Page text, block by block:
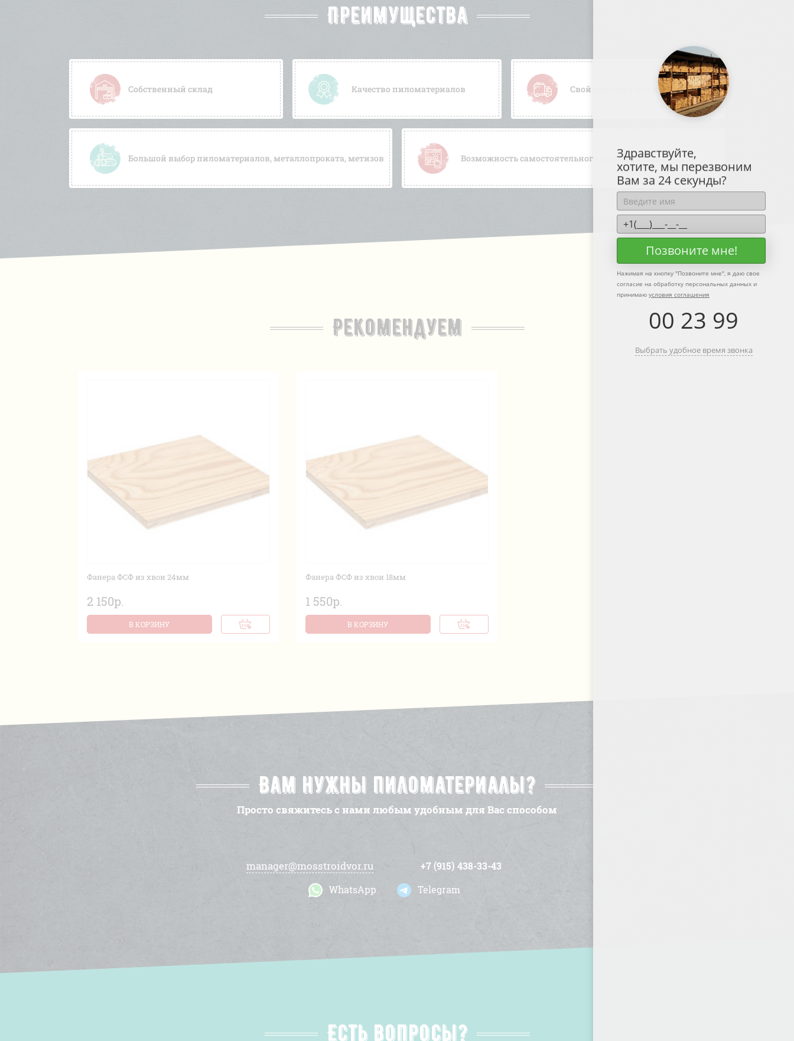
Преимущества
Собственный склад Качество пиломатериалов Свой автопарк для доставки
Большой выбор пиломатериалов, металлопроката, метизов Возможность самостоятельного подбора товара
Рекомендуем
Фанера ФСФ из хвои 24мм
2 150р.
В КОРЗИНУ
Фанера ФСФ из хвои 18мм
1 550р.
В КОРЗИНУ
Вам нужны пиломатериалы?
Просто свяжитесь с нами любым удобным для Вас способом
manager@mosstroidvor.ru
+7 (915) 438-33-43
WhatsApp
Telegram
Есть вопросы?
Здравствуйте,
хотите, мы перезвоним
Вам за 24 секунды?
Позвоните мне!
Нажимая на кнопку "Позвоните мне", я даю свое
согласие на обработку персональных данных и
принимаю условия соглашения
00 23 99
Выбрать удобное время звонка